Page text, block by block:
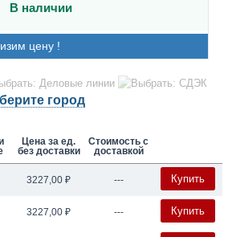
В наличии
цену !
город
Цена за ед.
без доставки
Стоимость с
доставкой
3227,00 ₽ --- Купить
3227,00 ₽ --- Купить